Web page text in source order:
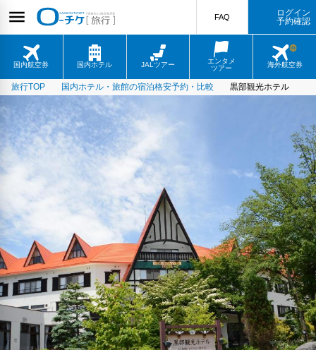
国内航空券 国内ホテル JALツアー
エンタメ
ツアー
海外航空券
FAQ
ログイン
予約確認
旅行TOP 国内ホテル・旅館の宿泊格安予約・比較 黒部観光ホテル